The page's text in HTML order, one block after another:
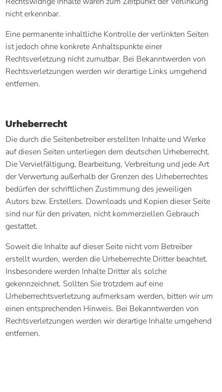
nicht erkennbar.
Eine permanente inhaltliche Kontrolle der verlinkten Seiten
ist jedoch ohne konkrete Anhaltspunkte einer
Rechtsverletzung nicht zumutbar. Bei Bekanntwerden von
Rechtsverletzungen werden wir derartige Links umgehend
entfernen.
Urheberrecht
Die durch die Seitenbetreiber erstellten Inhalte und Werke
auf diesen Seiten unterliegen dem deutschen Urheberrecht.
Die Vervielfältigung, Bearbeitung, Verbreitung und jede Art
der Verwertung außerhalb der Grenzen des Urheberrechtes
bedürfen der schriftlichen Zustimmung des jeweiligen
Autors bzw. Erstellers. Downloads und Kopien dieser Seite
sind nur für den privaten, nicht kommerziellen Gebrauch
gestattet.
Soweit die Inhalte auf dieser Seite nicht vom Betreiber
erstellt wurden, werden die Urheberrechte Dritter beachtet.
Insbesondere werden Inhalte Dritter als solche
gekennzeichnet. Sollten Sie trotzdem auf eine
Urheberrechtsverletzung aufmerksam werden, bitten wir um
einen entsprechenden Hinweis. Bei Bekanntwerden von
Rechtsverletzungen werden wir derartige Inhalte umgehend
entfernen.